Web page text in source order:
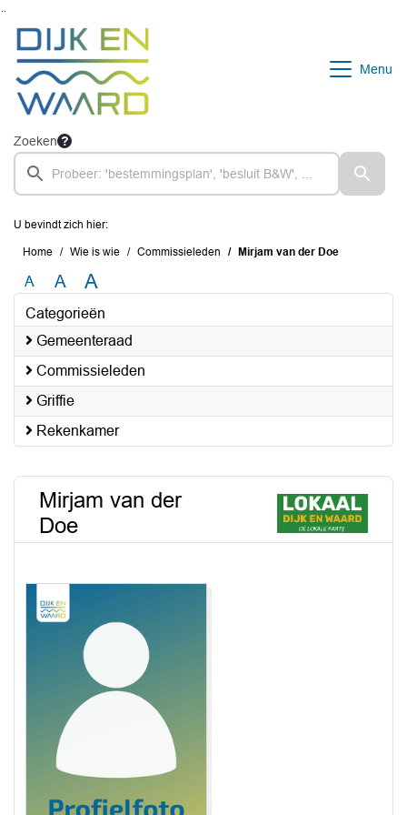
Menu
Zoeken
U bevindt zich hier:
Home Wie is wie Commissieleden Mirjam van der Doe
A A A
Categorieën
Gemeenteraad
Commissieleden
Griffie
Rekenkamer
Mirjam van der
Doe